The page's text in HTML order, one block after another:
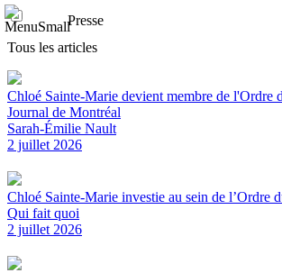
Tous les articles
Chloé Sainte-Marie devient membre de l'Ordre
Journal de Montréal
Sarah-Émilie Nault
2 juillet 2026
Chloé Sainte-Marie investie au sein de l’Ordre
Qui fait quoi
2 juillet 2026
Presse